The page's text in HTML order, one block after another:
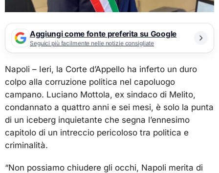
Aggiungi come fonte preferita su Google
Seguici più facilmente nelle notizie consigliate
Napoli – Ieri, la Corte d’Appello ha inferto un duro
colpo alla corruzione politica nel capoluogo
campano. Luciano Mottola, ex sindaco di Melito,
condannato a quattro anni e sei mesi, è solo la punta
di un iceberg inquietante che segna l’ennesimo
capitolo di un intreccio pericoloso tra politica e
criminalità.
“Non possiamo chiudere gli occhi, Napoli merita di